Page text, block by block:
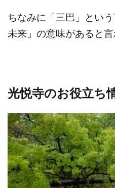
ちなみに「三巴」とい
未来」の意味があると言
光悦寺のお役立ち